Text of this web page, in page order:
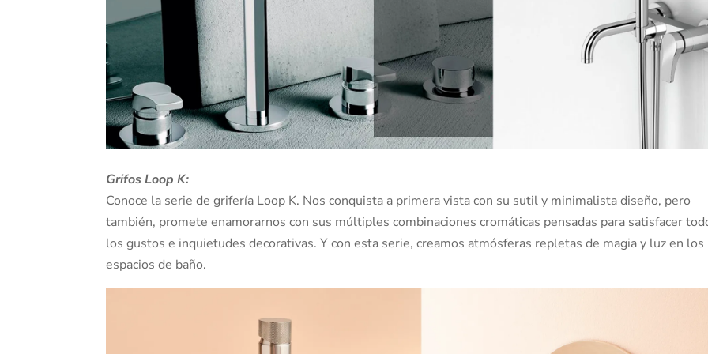
Grifos Loop K:
Conoce la serie de grifería Loop K. Nos conquista a primera vista con su sutil y minimalista diseño, pero
también, promete enamorarnos con sus múltiples combinaciones cromáticas pensadas para satisfacer
los gustos e inquietudes decorativas. Y con esta serie, creamos atmósferas repletas de magia y luz en los
espacios de baño.